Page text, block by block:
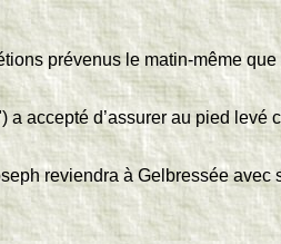
prévenus le matin-même
accepté d’assurer au pied levé
reviendra à Gelbressée avec